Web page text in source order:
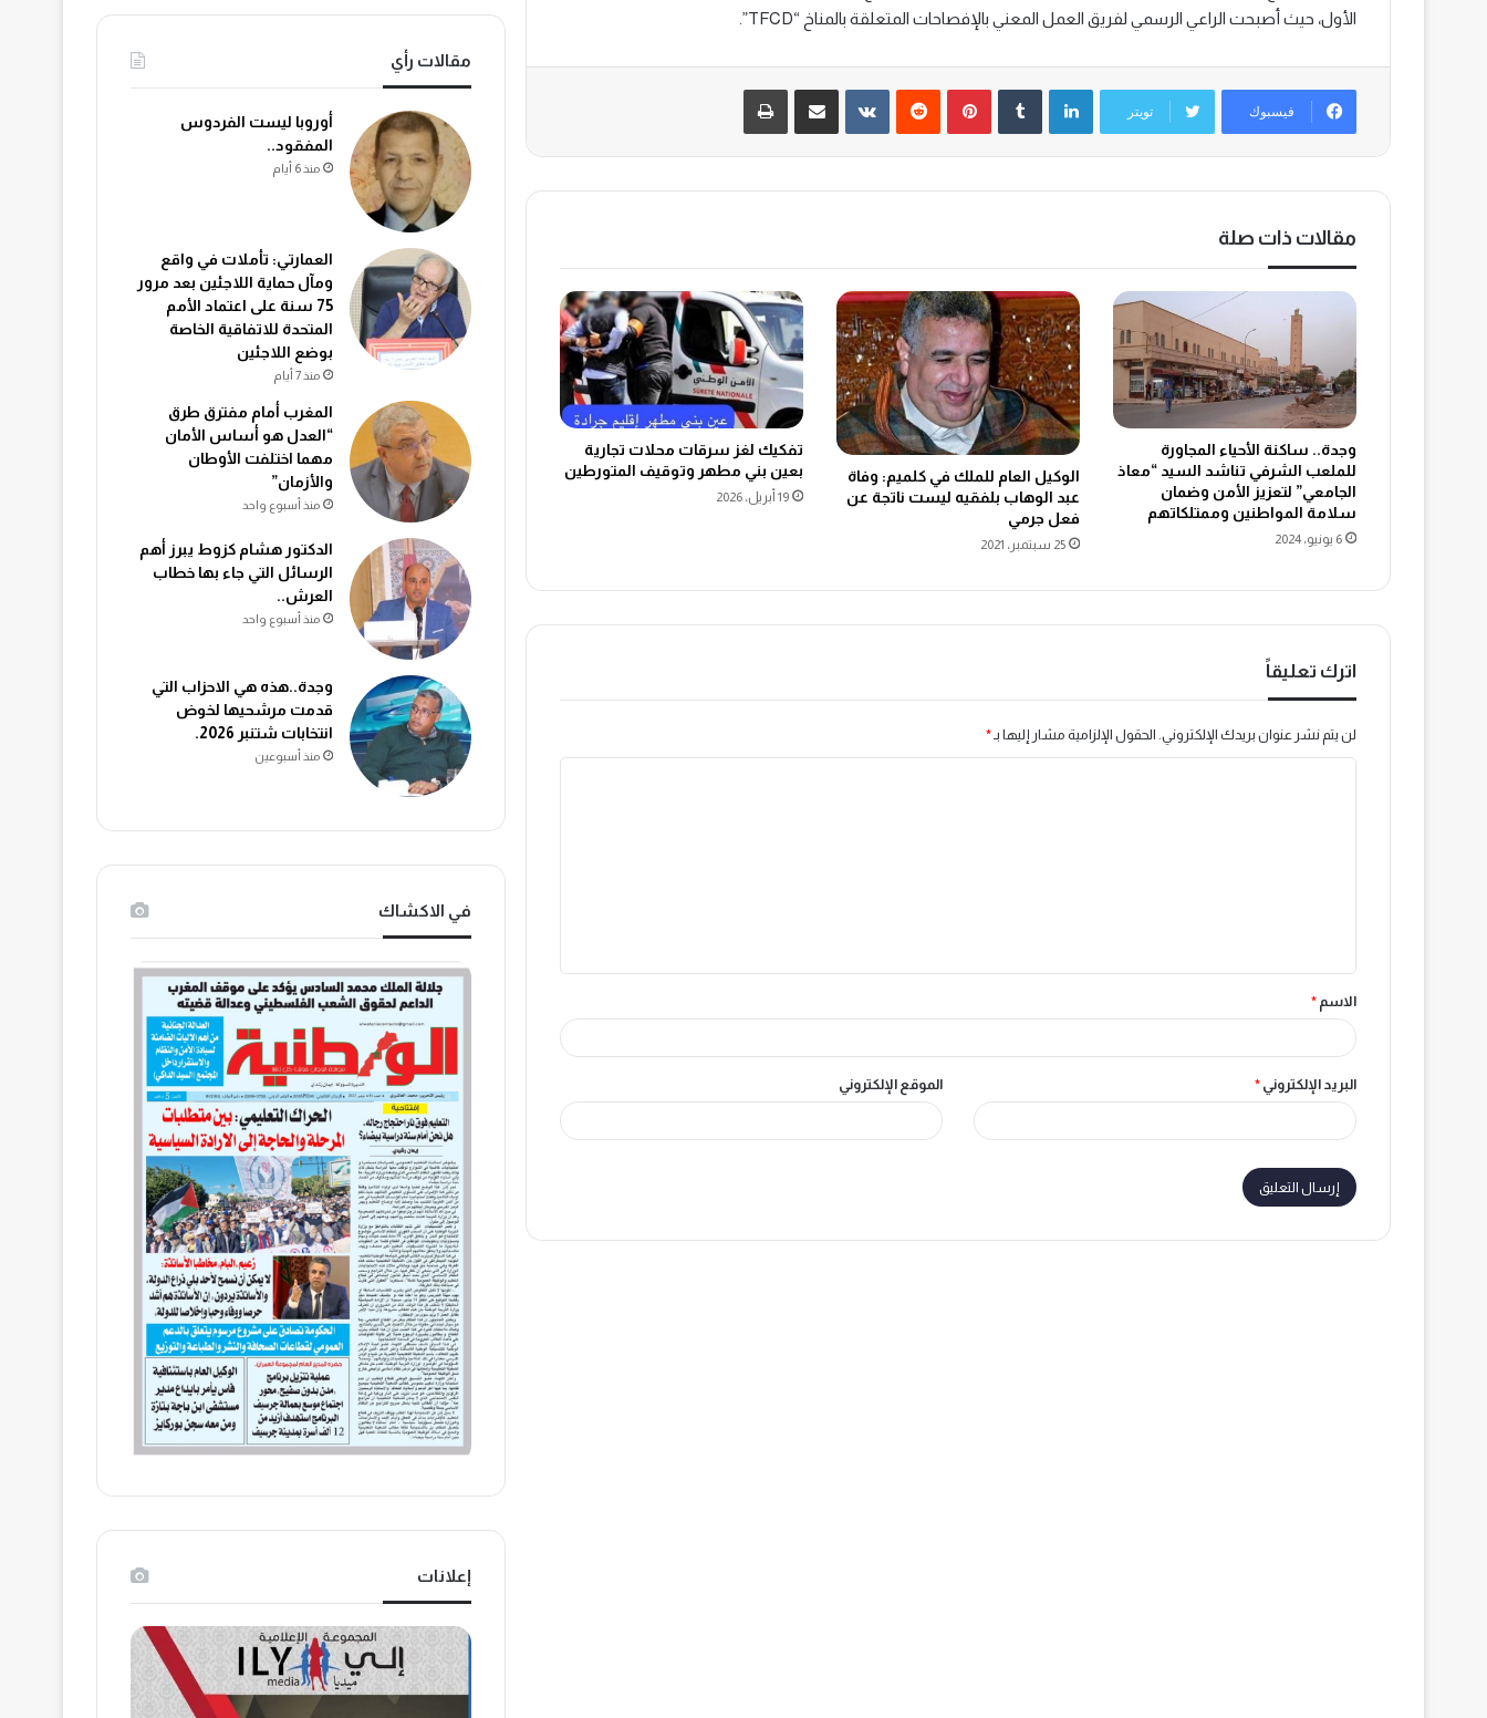
الأول، حيث أصبحت الراعي الرسمي لفريق العمل المعني بالإفصاحات المتعلقة بالمناخ “TFCD”.
فيسبوك تويتر
لينكدإن بينتيريست ‏VKontakte
مقالات ذات صلة
وجدة.. ساكنة الأحياء المجاورة
للملعب الشرفي تناشد السيد “معاذ
الجامعي” لتعزيز الأمن وضمان
سلامة المواطنين وممتلكاتهم
6 يونيو، 2024
الوكيل العام للملك في كلميم: وفاة
عبد الوهاب بلفقيه ليست ناتجة عن
فعل جرمي
25 سبتمبر، 2021
تفكيك لغز سرقات محلات تجارية
بعين بني مطهر وتوقيف المتورطين
19 أبريل، 2026
اترك تعليقاً
لن يتم نشر عنوان بريدك الإلكتروني. الحقول الإلزامية مشار إليها بـ *
ق
*
الاسم *
البريد الإلكتروني * الموقع الإلكتروني
مقالات رأي
أوروبا ليست الفردوس
المفقود..
منذ 6 أيام
العمارتي: تأملات في واقع
ومآل حماية اللاجئين بعد مرور
75 سنة على اعتماد الأمم
المتحدة للاتفاقية الخاصة
بوضع اللاجئين
منذ 7 أيام
المغرب أمام مفترق طرق
“العدل هو أساس الأمان
مهما اختلفت الأوطان
والأزمان”
منذ أسبوع واحد
الدكتور هشام كزوط يبرز أهم
الرسائل التي جاء بها خطاب
العرش..
منذ أسبوع واحد
وجدة..هذه هي الاحزاب التي
قدمت مرشحيها لخوض
انتخابات شتنبر 2026.
منذ أسبوعين
في الاكشاك
إعلانات